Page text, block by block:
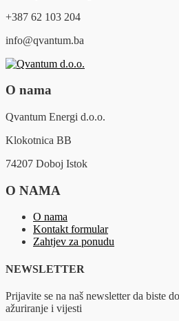
+387 62 103 204
info@qvantum.ba
O nama
Qvantum Energi d.o.o.
Klokotnica BB
74207 Doboj Istok
O NAMA
O nama
Kontakt formular
Zahtjev za ponudu
NEWSLETTER
Prijavite se na naš newsletter da biste
ažuriranje i vijesti